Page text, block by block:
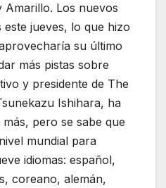
Amarillo. Los nuevos
jueves, lo que hizo
su último
más pistas sobre
y presidente de The
Ishihara, ha
pero se sabe que
mundial para
idiomas: español,
coreano, alemán,